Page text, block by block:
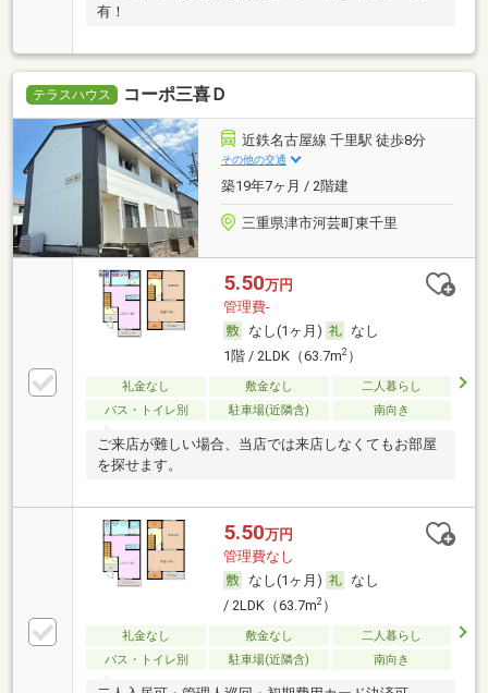
有！
テラスハウス コーポ三喜Ｄ
近鉄名古屋線 千里駅 徒歩8分
その他の交通
築19年7ヶ月 / 2階建
三重県津市河芸町東千里
5.50万円
管理費-
なし(1ヶ月)
なし
1階 / 2LDK（63.7m2）
礼金なし 敷金なし
二人暮らし
バス・トイレ別
駐車場(近隣含) 南向き
ご来店が難しい場合、当店では来店しなくてもお部屋
を探せます。
5.50万円
管理費なし
なし(1ヶ月)
なし
/ 2LDK（63.7m2）
礼金なし 敷金なし
二人暮らし
バス・トイレ別
駐車場(近隣含) 南向き